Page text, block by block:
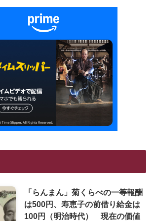
「らんまん」菊くらべの一等報酬
は500円、寿恵子の前借り給金は
100円（明治時代） 現在の価値